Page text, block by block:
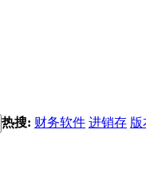
热搜: 财务软件 进销存 版